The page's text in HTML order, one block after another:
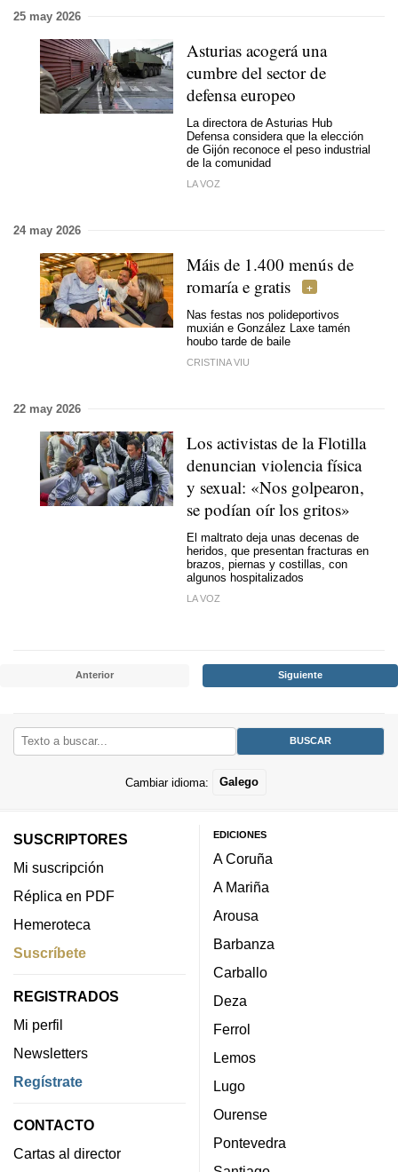
25 may 2026
Asturias acogerá una
cumbre del sector de
defensa europeo
La directora de Asturias Hub
Defensa considera que la elección
de Gijón reconoce el peso industrial
de la comunidad
LA VOZ
24 may 2026
Máis de 1.400 menús de
romaría e gratis
Nas festas nos polideportivos
muxián e González Laxe tamén
houbo tarde de baile
CRISTINA VIU
22 may 2026
Los activistas de la Flotilla
denuncian violencia física
y sexual: «Nos golpearon,
se podían oír los gritos»
El maltrato deja unas decenas de
heridos, que presentan fracturas en
brazos, piernas y costillas, con
algunos hospitalizados
LA VOZ
Anterior Siguiente
Cambiar idioma: Galego
SUSCRIPTORES
Mi suscripción
Réplica en PDF
Hemeroteca
Suscríbete
REGISTRADOS
Mi perfil
Newsletters
Regístrate
CONTACTO
Cartas al director
EDICIONES
A Coruña
A Mariña
Arousa
Barbanza
Carballo
Deza
Ferrol
Lemos
Lugo
Ourense
Pontevedra